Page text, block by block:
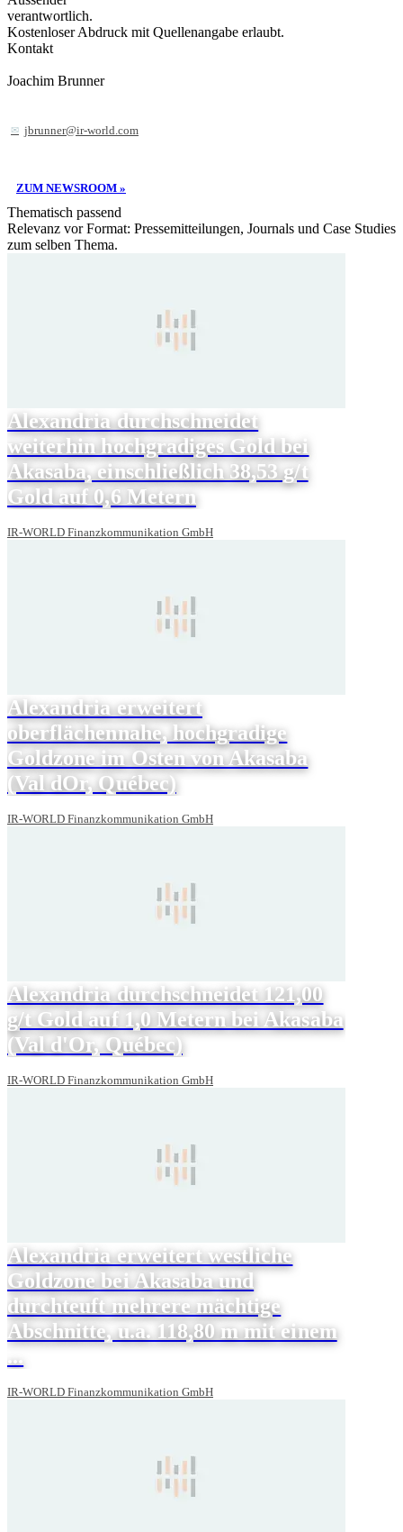
verantwortlich.
Kostenloser Abdruck mit Quellenangabe erlaubt.
Kontakt
Joachim Brunner
jbrunner@ir-world.com
ZUM NEWSROOM »
Thematisch passend
Relevanz vor Format: Pressemitteilungen, Journals und Case Studies
zum selben Thema.
Alexandria durchschneidet
weiterhin hochgradiges Gold bei
Akasaba, einschließlich 38,53 g/t
Gold auf 0,6 Metern
IR-WORLD Finanzkommunikation GmbH
Alexandria erweitert
oberflächennahe, hochgradige
Goldzone im Osten von Akasaba
(Val dOr, Québec)
IR-WORLD Finanzkommunikation GmbH
Alexandria durchschneidet 121,00
g/t Gold auf 1,0 Metern bei Akasaba
(Val d'Or, Québec)
IR-WORLD Finanzkommunikation GmbH
Alexandria erweitert westliche
Goldzone bei Akasaba und
durchteuft mehrere mächtige
Abschnitte, u.a. 118,80 m mit einem
...
IR-WORLD Finanzkommunikation GmbH